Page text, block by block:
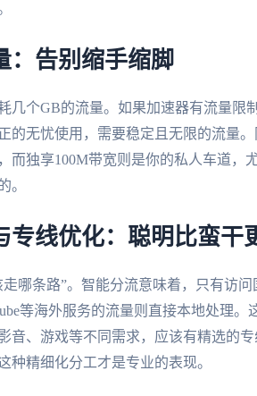
：告别缩手缩脚
几个GB的流量。如果加速器有流量限
的无忧使用，需要稳定且无限的流量
而独享100M带宽则是你的私人车道，
。
专线优化：聪明比蛮干
哪条路”。智能分流意味着，只有访
等海外服务的流量则直接本地处理
音、游戏等不同需求，应该有精选的
种精细化分工才是专业的表现。